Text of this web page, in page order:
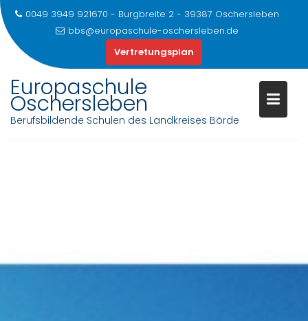
0049 3949 921670 - Burgbreite 2 - 39387 Oschersleben
bbs@europaschule-oschersleben.de
Vertretungsplan
Europaschule
Oschersleben
Berufsbildende Schulen des Landkreises Börde